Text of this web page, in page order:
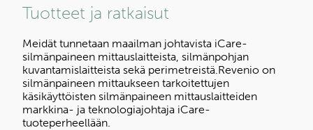
Tuotteet ja ratkaisut
Meidät tunnetaan maailman johtavista iCare-
silmänpaineen mittauslaitteista, silmänpohjan
kuvantamislaitteista sekä perimetreistä.Revenio on
silmänpaineen mittaukseen tarkoitettujen
käsikäyttöisten silmänpaineen mittauslaitteiden
markkina- ja teknologiajohtaja iCare-
tuoteperheellään.